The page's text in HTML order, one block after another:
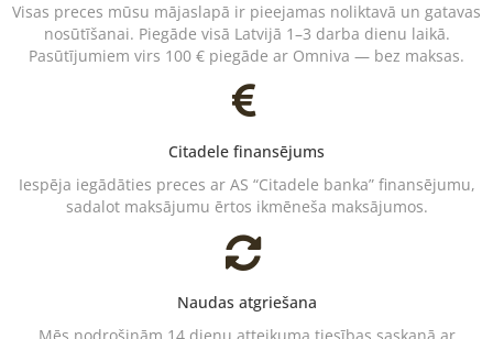
Visas preces mūsu mājaslapā ir pieejamas noliktavā un gatavas
nosūtīšanai. Piegāde visā Latvijā 1–3 darba dienu laikā.
Pasūtījumiem virs 100 € piegāde ar Omniva — bez maksas.
Citadele finansējums
Iespēja iegādāties preces ar AS “Citadele banka” finansējumu,
sadalot maksājumu ērtos ikmēneša maksājumos.
Naudas atgriešana